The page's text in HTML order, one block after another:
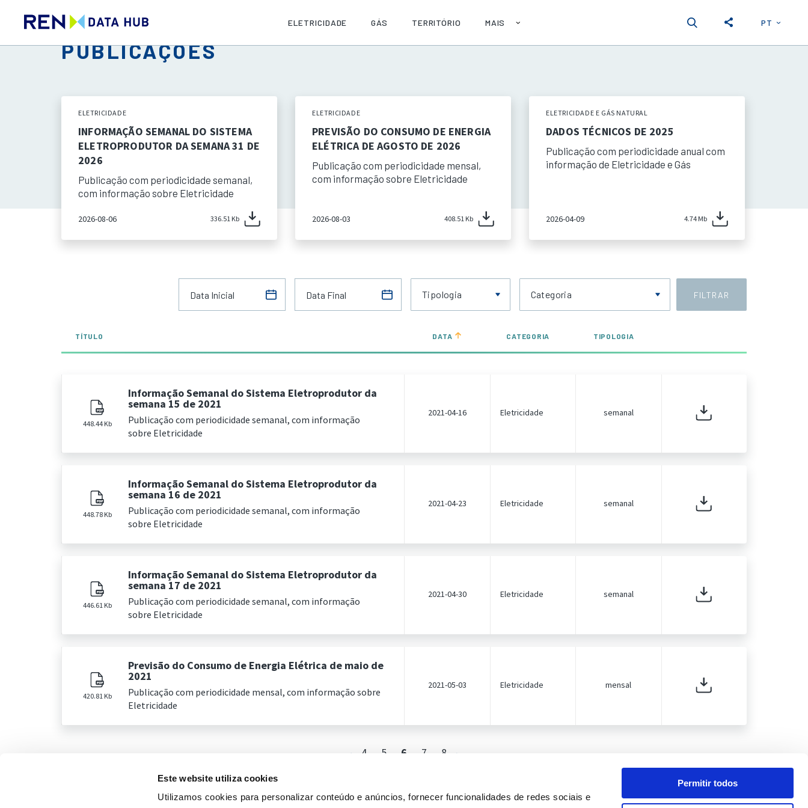
Este website utiliza cookies
Utilizamos cookies para personalizar conteúdo e anúncios, fornecer funcionalidades de redes sociais e
Permitir todos
ELETRICIDADE GÁS TERRITÓRIO MAIS
PT
PUBLICAÇÕES
ELETRICIDADE
INFORMAÇÃO SEMANAL DO SISTEMA
ELETROPRODUTOR DA SEMANA 31 DE
2026
Publicação com periodicidade semanal,
com informação sobre Eletricidade
2026-08-06 336.51 Kb
ELETRICIDADE
PREVISÃO DO CONSUMO DE ENERGIA
ELÉTRICA DE AGOSTO DE 2026
Publicação com periodicidade mensal,
com informação sobre Eletricidade
2026-08-03 408.51 Kb
ELETRICIDADE E GÁS NATURAL
DADOS TÉCNICOS DE 2025
Publicação com periodicidade anual com
informação de Eletricidade e Gás
2026-04-09 4.74 Mb
Tipologia Categoria FILTRAR
TÍTULO DATA CATEGORIA TIPOLOGIA
448.44 Kb
Informação Semanal do Sistema Eletroprodutor da
semana 15 de 2021
Publicação com periodicidade semanal, com informação
sobre Eletricidade
2021-04-16 Eletricidade semanal
448.78 Kb
Informação Semanal do Sistema Eletroprodutor da
semana 16 de 2021
Publicação com periodicidade semanal, com informação
sobre Eletricidade
2021-04-23 Eletricidade semanal
446.61 Kb
Informação Semanal do Sistema Eletroprodutor da
semana 17 de 2021
Publicação com periodicidade semanal, com informação
sobre Eletricidade
2021-04-30 Eletricidade semanal
420.81 Kb
Previsão do Consumo de Energia Elétrica de maio de
2021
Publicação com periodicidade mensal, com informação sobre
Eletricidade
2021-05-03 Eletricidade mensal
4 5 6 7 8